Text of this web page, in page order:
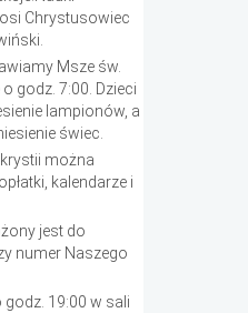
Chrystusowiec
Msze św.
godz. 7:00. Dzieci
lampionów, a
świec.
można
kalendarze i
jest do
numer Naszego
godz. 19:00 w sali